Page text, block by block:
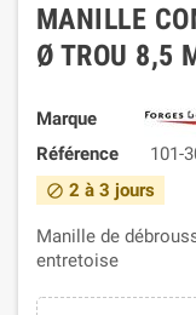
MANILLE
Ø TROU 8,5
Marque
Référence
101-
block 2 à 3 jours
Manille de
entretoise